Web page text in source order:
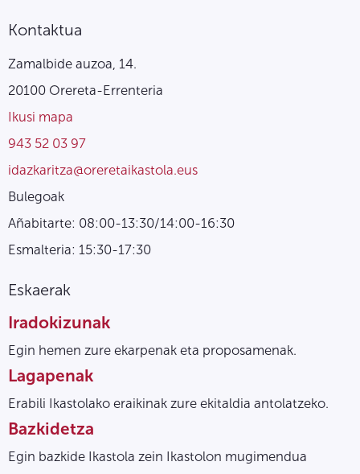
Kontaktua
Zamalbide auzoa, 14.
20100 Orereta-Errenteria
Ikusi mapa
943 52 03 97
idazkaritza@oreretaikastola.eus
Bulegoak
Añabitarte: 08:00-13:30/14:00-16:30
Esmalteria: 15:30-17:30
Eskaerak
Iradokizunak
Egin hemen zure ekarpenak eta proposamenak.
Lagapenak
Erabili Ikastolako eraikinak zure ekitaldia antolatzeko.
Bazkidetza
Egin bazkide Ikastola zein Ikastolon mugimendua